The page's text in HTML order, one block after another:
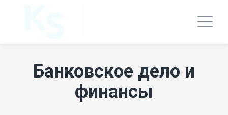
Банковское дело и
финансы